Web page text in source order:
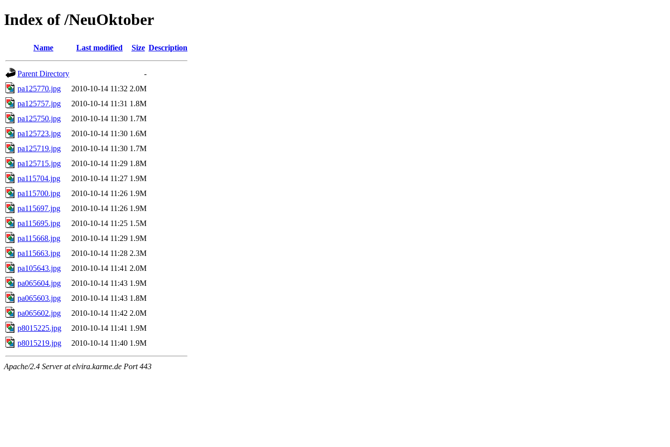
Index of /NeuOktober
Name Last modified Size Description
Parent Directory
-
pa125770.jpg
2010-10-14 11:32 2.0M
pa125757.jpg
2010-10-14 11:31 1.8M
pa125750.jpg
2010-10-14 11:30 1.7M
pa125723.jpg
2010-10-14 11:30 1.6M
pa125719.jpg
2010-10-14 11:30 1.7M
pa125715.jpg
2010-10-14 11:29 1.8M
pa115704.jpg
2010-10-14 11:27 1.9M
pa115700.jpg
2010-10-14 11:26 1.9M
pa115697.jpg
2010-10-14 11:26 1.9M
pa115695.jpg
2010-10-14 11:25 1.5M
pa115668.jpg
2010-10-14 11:29 1.9M
pa115663.jpg
2010-10-14 11:28 2.3M
pa105643.jpg
2010-10-14 11:41 2.0M
pa065604.jpg
2010-10-14 11:43 1.9M
pa065603.jpg
2010-10-14 11:43 1.8M
pa065602.jpg
2010-10-14 11:42 2.0M
p8015225.jpg
2010-10-14 11:41 1.9M
p8015219.jpg
2010-10-14 11:40 1.9M
Apache/2.4 Server at elvira.karme.de Port 443